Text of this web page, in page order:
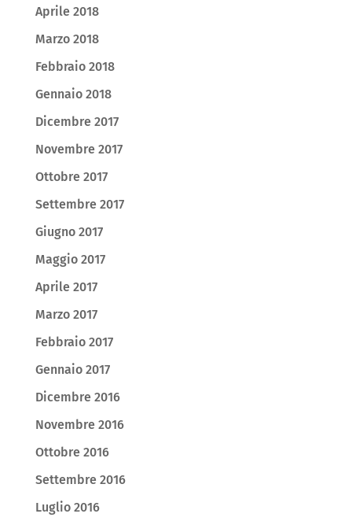
Aprile 2018
Marzo 2018
Febbraio 2018
Gennaio 2018
Dicembre 2017
Novembre 2017
Ottobre 2017
Settembre 2017
Giugno 2017
Maggio 2017
Aprile 2017
Marzo 2017
Febbraio 2017
Gennaio 2017
Dicembre 2016
Novembre 2016
Ottobre 2016
Settembre 2016
Luglio 2016